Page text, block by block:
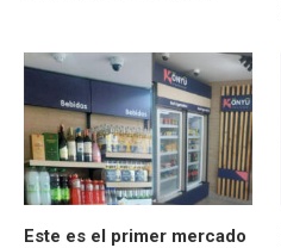
Este es el primer mercado